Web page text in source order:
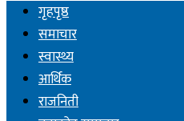
गृहपृष्ठ
समाचार
स्वास्थ्य
आर्थिक
राजनिती